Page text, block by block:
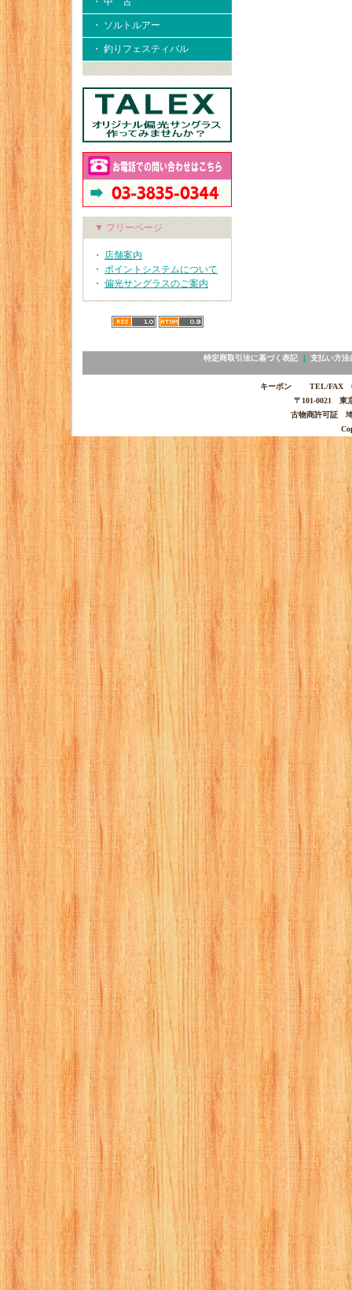
・ ソルトルアー
・ 釣りフェスティバル
▼ フリーページ
・ 店舗案内
・ ポイントシステムについて
・ 偏光サングラスのご案内
特定商取引法に基づく表記｜ 支払い方法
キーポン TEL/FAX
〒101-0021 東
古物商許可証